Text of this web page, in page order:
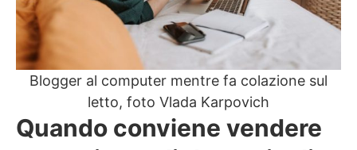
Blogger al computer mentre fa colazione sul
letto, foto Vlada Karpovich
Quando conviene vendere